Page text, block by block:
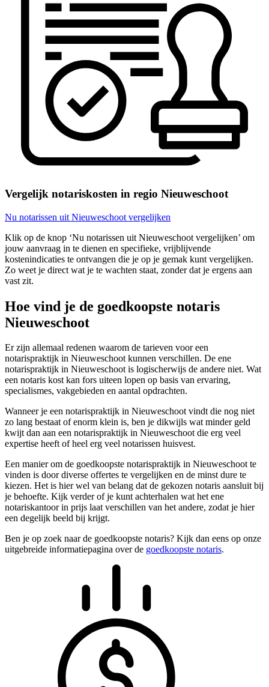
Vergelijk notariskosten in regio Nieuweschoot
Nu notarissen uit Nieuweschoot vergelijken
Klik op de knop ‘Nu notarissen uit Nieuweschoot vergelijken’ om
jouw aanvraag in te dienen en specifieke, vrijblijvende
kostenindicaties te ontvangen die je op je gemak kunt vergelijken.
Zo weet je direct wat je te wachten staat, zonder dat je ergens aan
vast zit.
Hoe vind je de goedkoopste notaris
Nieuweschoot
Er zijn allemaal redenen waarom de tarieven voor een
notarispraktijk in Nieuweschoot kunnen verschillen. De ene
notarispraktijk in Nieuweschoot is logischerwijs de andere niet. Wat
een notaris kost kan fors uiteen lopen op basis van ervaring,
specialismes, vakgebieden en aantal opdrachten.
Wanneer je een notarispraktijk in Nieuweschoot vindt die nog niet
zo lang bestaat of enorm klein is, ben je dikwijls wat minder geld
kwijt dan aan een notarispraktijk in Nieuweschoot die erg veel
expertise heeft of heel erg veel notarissen huisvest.
Een manier om de goedkoopste notarispraktijk in Nieuweschoot te
vinden is door diverse offertes te vergelijken en de minst dure te
kiezen. Het is hier wel van belang dat de gekozen notaris aansluit bij
je behoefte. Kijk verder of je kunt achterhalen wat het ene
notariskantoor in prijs laat verschillen van het andere, zodat je hier
een degelijk beeld bij krijgt.
Ben je op zoek naar de goedkoopste notaris? Kijk dan eens op onze
uitgebreide informatiepagina over de goedkoopste notaris.